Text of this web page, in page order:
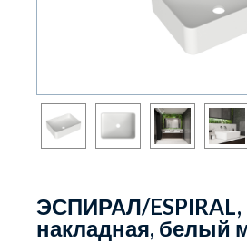
ЭСПИРАЛ/ESPIRAL,
накладная, белый